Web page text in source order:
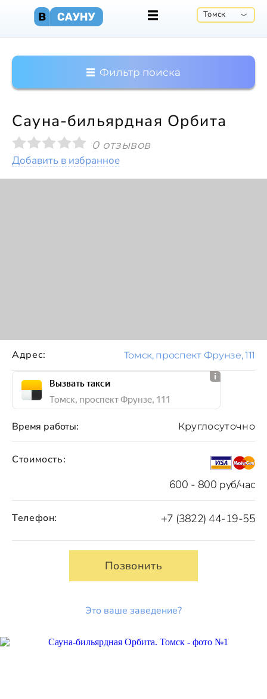
Томск
Фильтр поиска
Сауна-бильярдная Орбита
0 отзывов
Добавить в избранное
Стоимость:
600 - 800 руб/час
Время работы: Круглосуточно
Телефон: +7 (3822) 44-19-55
Позвонить
Это ваше заведение?
Адрес: Томск, проспект Фрунзе, 111
Вызвать такси
Томск, проспект Фрунзе, 111